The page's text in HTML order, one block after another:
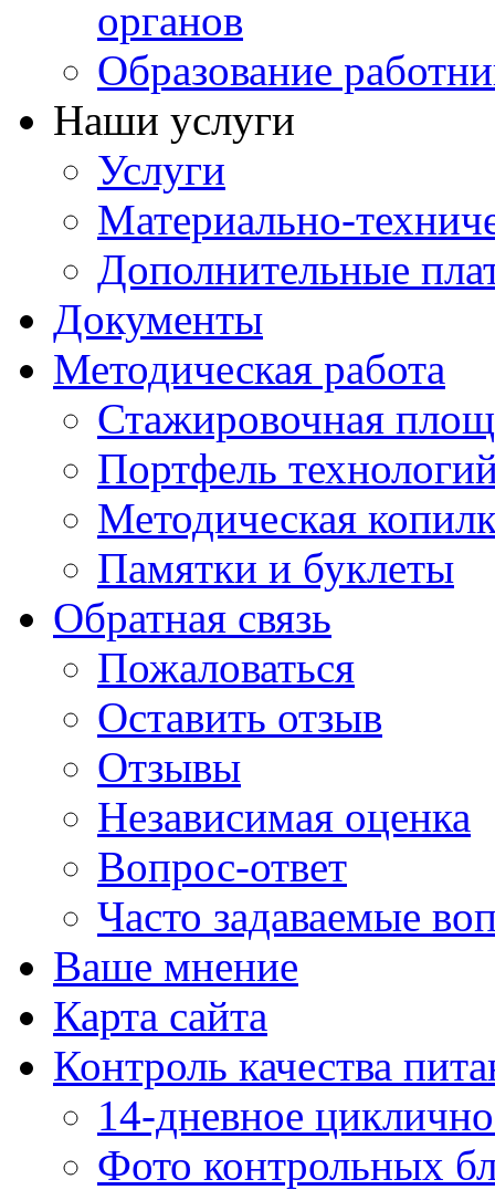
органов
Образование
Наши услуги
Услуги
Материально-
Дополнительные
Документы
Методическая работа
Стажировочная
Портфель
Методическая
Памятки и буклеты
Обратная связь
Пожаловаться
Оставить отзыв
Отзывы
Независимая оценка
Вопрос-ответ
Часто задаваемые
Ваше мнение
Карта сайта
Контроль качества
14-дневное
Фото контрольных